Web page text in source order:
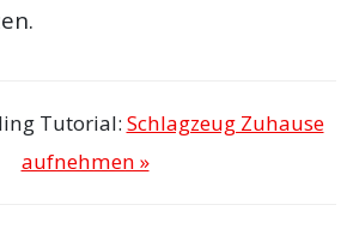
Tutorial: Schlagzeug Zuhause
aufnehmen »